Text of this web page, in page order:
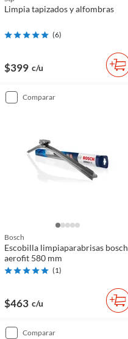
Limpia tapizados y alfombras
(6)
$399 c/u
comparar
Bosch
Escobilla limpiaparabrisas bosch
aerofit 580 mm
(1)
$463 c/u
comparar